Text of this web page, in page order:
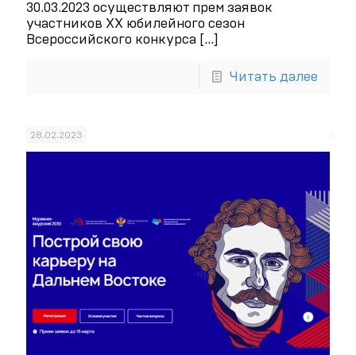
30.03.2023 осуществляют прем заявок
участников XX юбилейного сезон
Всероссийского конкурса […]
Читать далее
28.02.2023